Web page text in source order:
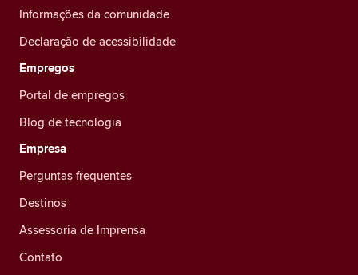
Informações da comunidade
Declaração de acessibilidade
Empregos
Portal de empregos
Blog de tecnologia
Empresa
Perguntas frequentes
Destinos
Assessoria de Imprensa
Contato